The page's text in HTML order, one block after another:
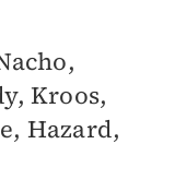
Kroos,
Hazard,